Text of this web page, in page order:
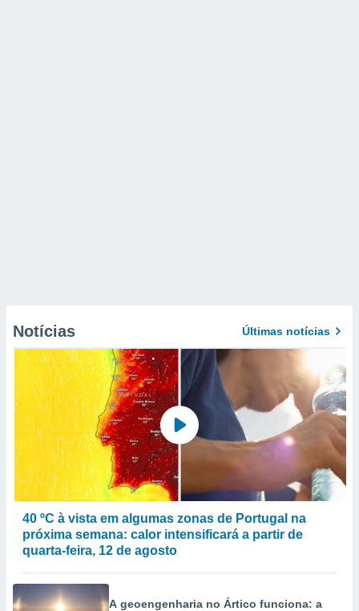
Notícias Últimas notícias
40 ºC à vista em algumas zonas de Portugal na
próxima semana: calor intensificará a partir de
quarta-feira, 12 de agosto
A geoengenharia no Ártico funciona: a